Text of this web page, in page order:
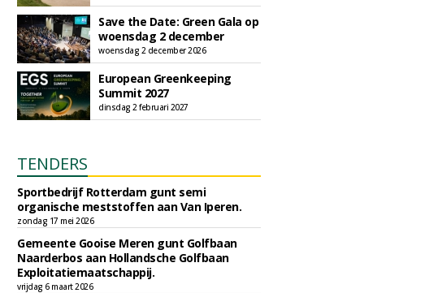
Save the Date: Green Gala op
woensdag 2 december
woensdag 2 december 2026
European Greenkeeping
Summit 2027
dinsdag 2 februari 2027
TENDERS
Sportbedrijf Rotterdam gunt semi
organische meststoffen aan Van Iperen.
zondag 17 mei 2026
Gemeente Gooise Meren gunt Golfbaan
Naarderbos aan Hollandsche Golfbaan
Exploitatiemaatschappij.
vrijdag 6 maart 2026